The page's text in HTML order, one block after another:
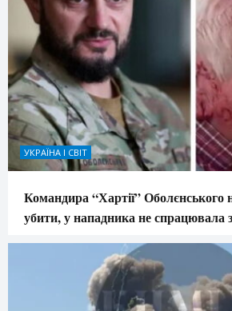
УКРАЇНА І СВІТ
Командира “Хартії” Оболєнського
убити, у нападника не